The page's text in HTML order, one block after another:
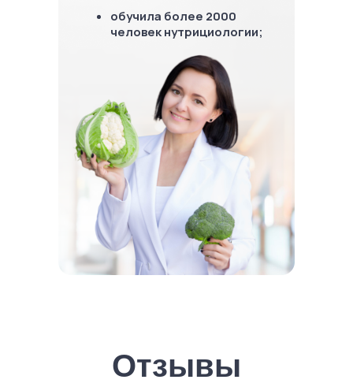
обучила более 2000
человек нутрициологии;
Отзывы